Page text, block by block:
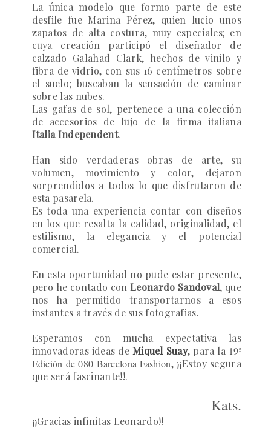
La única modelo que formo parte de este
desfile fue Marina Pérez, quien lucio unos
zapatos de alta costura, muy especiales; en
cuya creación participó el diseñador de
calzado Galahad Clark, hechos de vinilo y
fibra de vidrio, con sus 16 centímetros sobre
el suelo; buscaban la sensación de caminar
sobre las nubes.
Las gafas de sol, pertenece a una colección
de accesorios de lujo de la firma italiana
Italia Independent.
Han sido verdaderas obras de arte, su
volumen, movimiento y color, dejaron
sorprendidos a todos lo que disfrutaron de
esta pasarela.
Es toda una experiencia contar con diseños
en los que resalta la calidad, originalidad, el
estilismo, la elegancia y el potencial
comercial.
En esta oportunidad no pude estar presente,
pero he contado conLeonardo Sandoval, que
nos ha permitido transportarnos a esos
instantes a través de sus fotografias.
Esperamos con mucha expectativa las
innovadoras ideas de Miquel Suay, para la 19ª
Edición de 080 Barcelona Fashion, ¡¡Estoy segura
que será fascinante!!.
Kats.
¡¡Gracias infinitas Leonardo!!